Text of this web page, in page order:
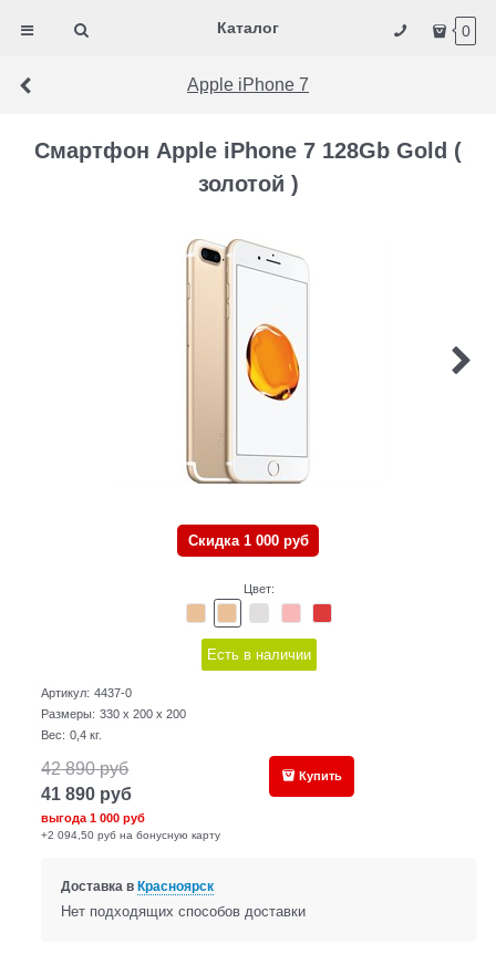
Каталог 0
Apple iPhone 7
Смартфон Apple iPhone 7 128Gb Gold (
золотой )
Скидка 1 000 руб
Цвет:
Есть в наличии
Артикул: 4437-0
Размеры: 330 x 200 x 200
Вес: 0,4 кг.
42 890 руб
41 890 руб
выгода1 000 руб
+2 094,50 руб на бонусную карту
Купить
Доставка в Красноярск
Нет подходящих способов доставки